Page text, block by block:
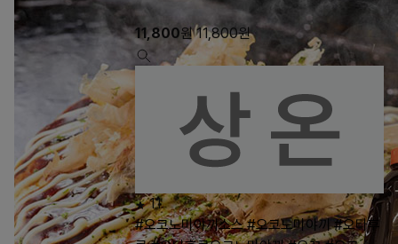
11,800원 11,800원
11
#오코노미야끼소스 #오코노미야끼 #오타후